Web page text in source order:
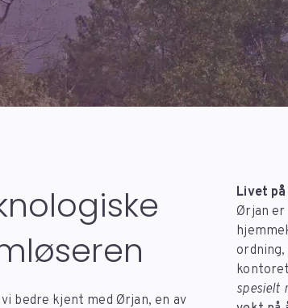
bedre kjent med Ørjan, en av
Livet
Ørjan er
spesielt